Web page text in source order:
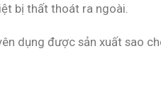
bị thất thoát ra ngoài.
dụng được sản xuất sao